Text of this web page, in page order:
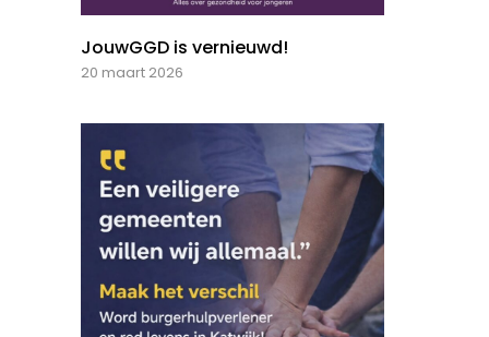
JouwGGD is vernieuwd!
20 maart 2026